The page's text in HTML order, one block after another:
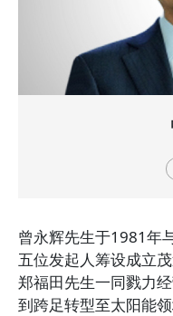
曾永辉先生于1981年
五位发起人筹设成立
郑福田先生一同戮力
到跨足转型至太阳能